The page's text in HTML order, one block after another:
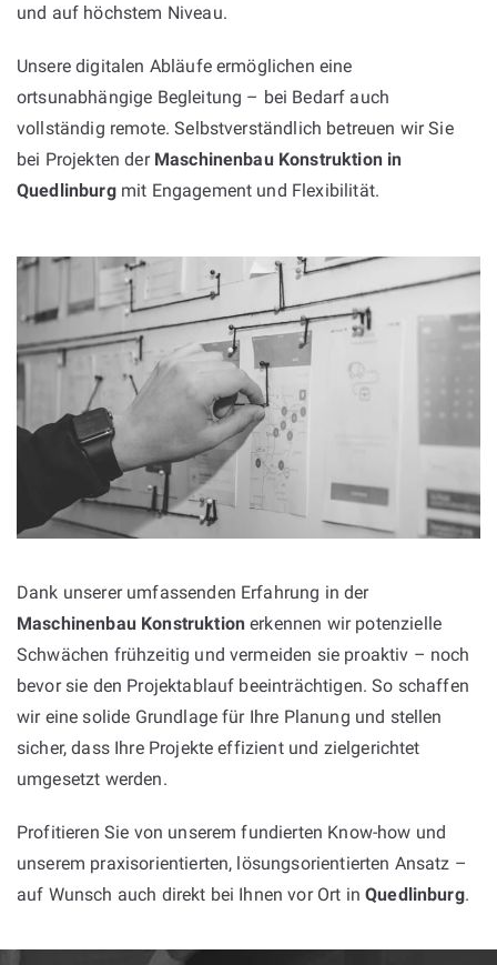
und auf höchstem Niveau.
Unsere digitalen Abläufe ermöglichen eine
ortsunabhängige Begleitung – bei Bedarf auch
vollständig remote. Selbstverständlich betreuen wir Sie
bei Projekten der Maschinenbau Konstruktion in
Quedlinburgmit Engagement und Flexibilität.
Dank unserer umfassenden Erfahrung in der
Maschinenbau Konstruktion erkennen wir potenzielle
Schwächen frühzeitig und vermeiden sie proaktiv – noch
bevor sie den Projektablauf beeinträchtigen. So schaffen
wir eine solide Grundlage für Ihre Planung und stellen
sicher, dass Ihre Projekte effizient und zielgerichtet
umgesetzt werden.
Profitieren Sie von unserem fundierten Know-how und
unserem praxisorientierten, lösungsorientierten Ansatz –
auf Wunsch auch direkt bei Ihnen vor Ort inQuedlinburg.